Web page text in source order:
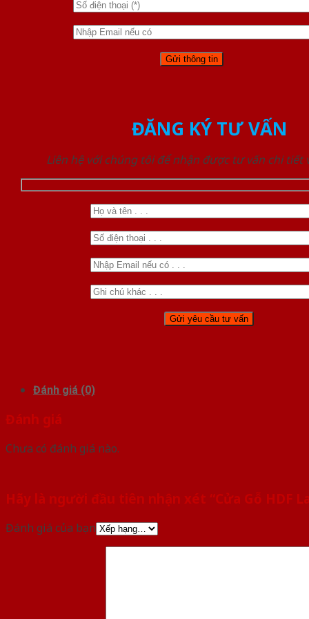
ĐĂNG KÝ TƯ VẤN
Liên hệ với chúng tôi để nhận được tư vấn chi tiết
Đánh giá (0)
Đánh giá
Chưa có đánh giá nào.
Hãy là người đầu tiên nhận xét “Cửa Gỗ HDF
Đánh giá của bạn